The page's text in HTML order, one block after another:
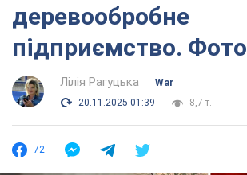
деревообробне
підприємство. Фото
Лілія Рагуцька
War
20.11.2025 01:39
8,7 т.
72